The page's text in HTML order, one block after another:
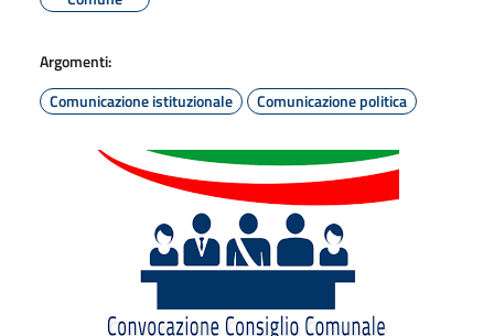
Argomenti:
Comunicazione istituzionale
Comunicazione politica